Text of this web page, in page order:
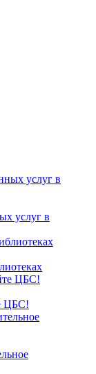
услуг в
ЦБС!